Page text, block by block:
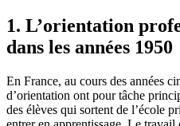
1. L’orientation
dans les années 1950
En France, au cours des années
d’orientation ont pour tâche
des élèves qui sortent de l’école